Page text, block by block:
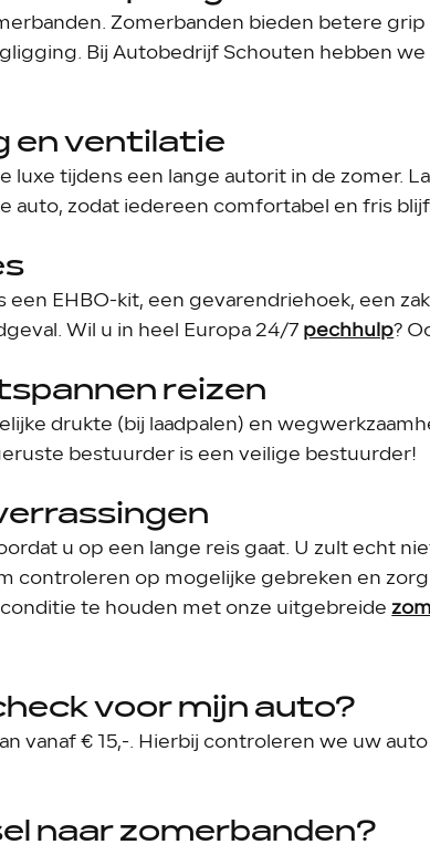
Zomerbanden bieden betere
Bij Autobedrijf Schouten hebben we
en ventilatie
tijdens een lange autorit in de zomer.
auto, zodat iedereen comfortabel en fris
EHBO-kit, een gevarendriehoek, een
Wil u in heel Europa 24/7 pechhulp?
reizen
drukte (bij laadpalen) en
bestuurder is een veilige bestuurder!
u op een lange reis gaat. U zult echt
controleren op mogelijke gebreken en
te houden met onze uitgebreide
voor mijn auto?
vanaf € 15,-. Hierbij controleren we uw
naar zomerbanden?